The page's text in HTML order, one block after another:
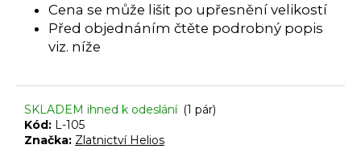
Cena se může lišit po upřesnění velikostí
Před objednáním čtěte podrobný popis
viz. níže
SKLADEM ihned k odeslání (1 pár)
Kód: L-105
Značka: Zlatnictví Helios
u
č
u